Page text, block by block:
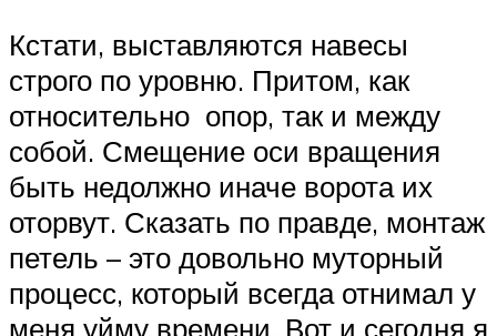
Кстати, выставляются навесы
строго по уровню. Притом, как
относительно опор, так и между
собой. Смещение оси вращения
быть недолжно иначе ворота их
оторвут. Сказать по правде, монтаж
петель – это довольно муторный
процесс, который всегда отнимал у
меня уйму времени. Вот и сегодня я